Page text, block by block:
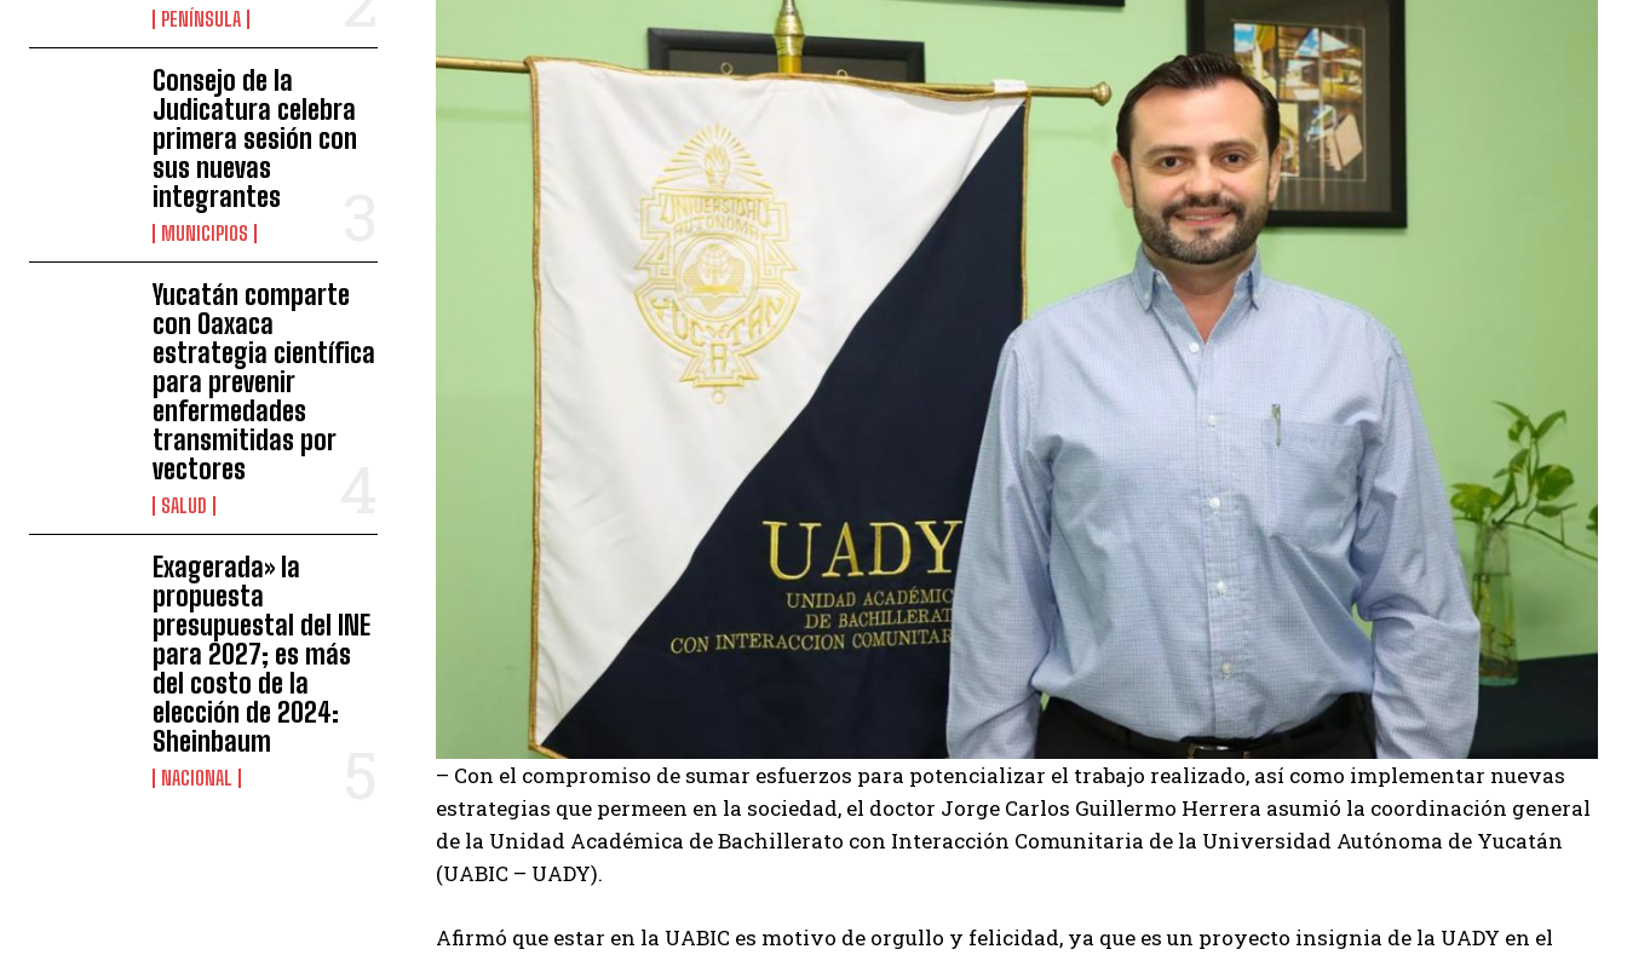
PENÍNSULA
Consejo de la
Judicatura celebra
primera sesión con
sus nuevas
integrantes
MUNICIPIOS
Yucatán comparte
con Oaxaca
estrategia científica
para prevenir
enfermedades
transmitidas por
vectores
SALUD
Exagerada» la
propuesta
presupuestal del INE
para 2027; es más
del costo de la
elección de 2024:
Sheinbaum
NACIONAL
– Con el compromiso de sumar esfuerzos para potencializar el trabajo realizado, así como implementar nuevas
estrategias que permeen en la sociedad, el doctor Jorge Carlos Guillermo Herrera asumió la coordinación general
de la Unidad Académica de Bachillerato con Interacción Comunitaria de la Universidad Autónoma de Yucatán
(UABIC – UADY).
Afirmó que estar en la UABIC es motivo de orgullo y felicidad, ya que es un proyecto insignia de la UADY en el